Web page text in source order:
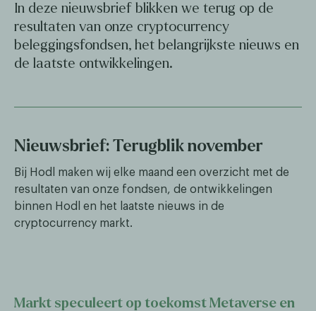
In deze nieuwsbrief blikken we terug op de
resultaten van onze cryptocurrency
beleggingsfondsen, het belangrijkste nieuws en
de laatste ontwikkelingen.
Nieuwsbrief: Terugblik november
Bij Hodl maken wij elke maand een overzicht met de
resultaten van onze fondsen, de ontwikkelingen
binnen Hodl en het laatste nieuws in de
cryptocurrency markt.
Markt speculeert op toekomst Metaverse en